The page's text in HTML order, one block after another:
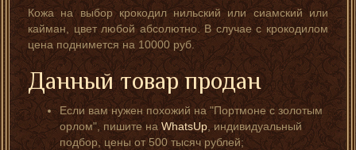
Кожа на выбор крокодил нильский или сиамский или
кайман, цвет любой абсолютно. В случае с крокодилом
цена поднимется на 10000 руб.
Данный товар продан
Если вам нужен похожий на "Портмоне с золотым
орлом", пишите наWhatsUp, индивидуальный
подбор, цены от 500 тысяч рублей;